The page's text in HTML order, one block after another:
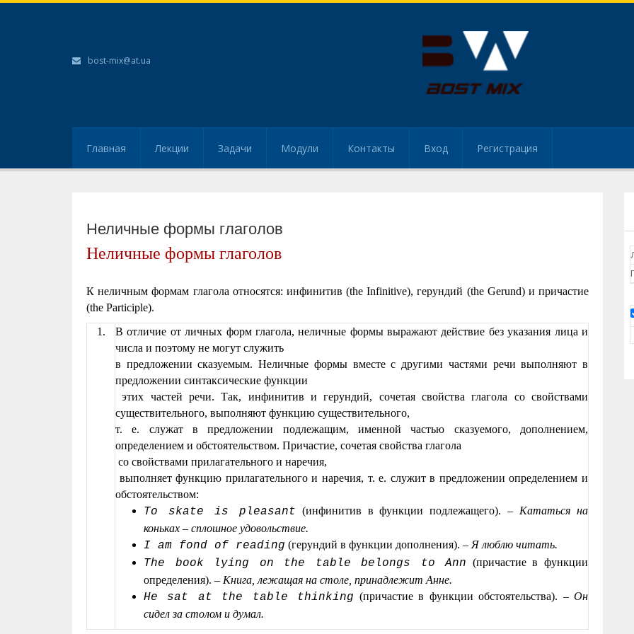
bost-mix@at.ua
Главная Лекции Задачи Модули Контакты Вход Регистрация
Неличные формы глаголов
Неличные формы глаголов
К неличным формам глагола относятся: инфинитив (the Infinitive), герундий (the Gerund) и причастие
(the Participle).
1.
В отличие от личных форм глагола, неличные формы выражают действие без указания лица и
числа и поэтому не могут служить
в предложении сказуемым. Неличные формы вместе с другими частями речи выполняют в
предложении синтаксические функции
этих частей речи. Так, инфинитив и герундий, сочетая свойства глагола со свойствами
существительного, выполняют функцию существительного,
т. е. служат в предложении подлежащим, именной частью сказуемого, дополнением,
определением и обстоятельством. Причастие, сочетая свойства глагола
со свойствами прилагательного и наречия,
выполняет функцию прилагательного и наречия, т. е. служит в предложении определением и
обстоятельством:
To skate is pleasant (инфинитив в функции подлежащего). – Кататься на
коньках – сплошное удовольствие.
I am fond of reading (герундий в функции дополнения). – Я люблю читать.
The book lying on the table belongs to Ann (причастие в функции
определения). – Книга, лежащая на столе, принадлежит Анне.
Не sat at the table thinking (причастие в функции обстоятельства). –Он
сидел за столом и думал.